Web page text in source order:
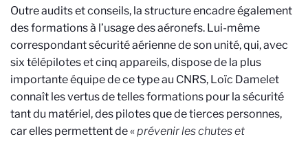
Outre audits et conseils, la structure encadre également
des formations à l’usage des aéronefs. Lui-même
correspondant sécurité aérienne de son unité, qui, avec
six télépilotes et cinq appareils, dispose de la plus
importante équipe de ce type au CNRS, Loïc Damelet
connaît les vertus de telles formations pour la sécurité
tant du matériel, des pilotes que de tierces personnes,
car elles permettent de «prévenir les chutes et